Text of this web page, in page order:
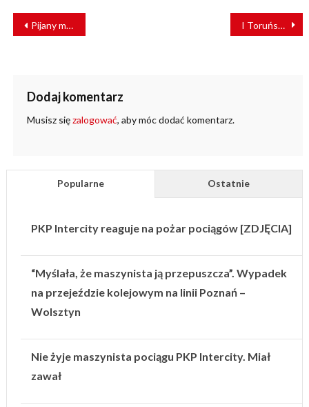
NAWIGACJA
WPISU
Pijany maszynista zatrzymany. Miał… sądowy zakaz prowadzenia pojazdów I Toruński Zlot Kolekcjonerów Biletów już w sobotę!
Dodaj komentarz
Musisz sięzalogować, aby móc dodać komentarz.
Popularne Ostatnie
PKP Intercity reaguje na pożar pociągów [ZDJĘCIA]
“Myślała, że maszynista ją przepuszcza”. Wypadek
na przejeździe kolejowym na linii Poznań –
Wolsztyn
Nie żyje maszynista pociągu PKP Intercity. Miał
zawał